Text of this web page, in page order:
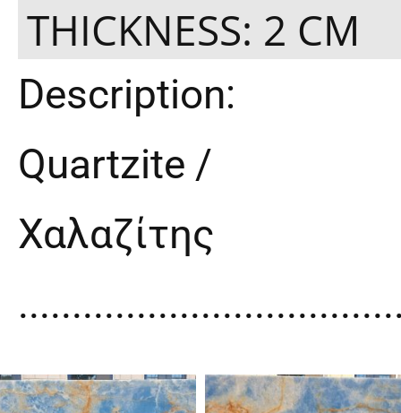
THICKNESS: 2 CM
Description:
Quartzite /
Χαλαζίτης